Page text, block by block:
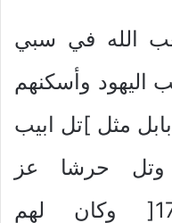
الله في سبي
اليهود وأسكنهم
مثل ]تل ابيب
وتل حرشا عز
59:2،كسفيا عز 17:8[ وكان لهم